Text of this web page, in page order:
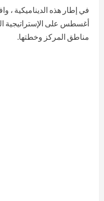
أغسطس على الإستراتيجية
مناطق المركز وخطتها.